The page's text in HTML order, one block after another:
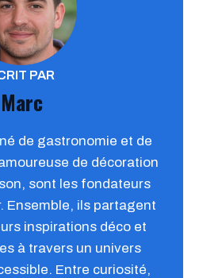
PAR
Marc
de gastronomie et de
de décoration
sont les fondateurs
Ensemble, ils partagent
inspirations déco et
à travers un univers
Entre curiosité,